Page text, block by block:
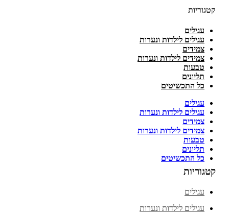
קטגוריות
עגילים
עגילים לילדות ונערות
צמידים
צמידים לילדות ונערות
טבעות
תליונים
כל התכשיטים
עגילים
עגילים לילדות ונערות
צמידים
צמידים לילדות ונערות
טבעות
תליונים
כל התכשיטים
קטגוריות
עגילים
עגילים לילדות ונערות